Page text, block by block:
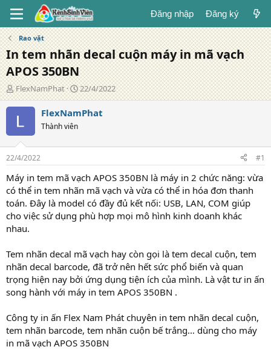
Đăng nhập Đăng ký
Rao vặt
In tem nhãn decal cuộn máy in mã vạch
APOS 350BN
T
á
c
ả
FlexNamPhat
N
g
à
g
22/4/2022
FlexNamPhat
Thành viên
22/4/2022 #1
Máy in tem mã vạch APOS 350BN là máy in 2 chức năng: vừa
có thể in tem nhãn mã vạch và vừa có thể in hóa đơn thanh
toán. Đây là model có đầy đủ kết nối: USB, LAN, COM giúp
cho việc sử dụng phù hợp mọi mô hình kinh doanh khác
nhau.
Tem nhãn decal mã vạch hay còn gọi là tem decal cuộn, tem
nhãn decal barcode, đã trở nên hết sức phổ biến và quan
trọng hiện nay bởi ứng dụng tiện ích của mình. Là vật tư in ấn
song hành với máy in tem APOS 350BN .
Công ty in ấn Flex Nam Phát chuyên in tem nhãn decal cuộn,
tem nhãn barcode, tem nhãn cuộn bế trắng… dùng cho máy
in mã vạch APOS 350BN